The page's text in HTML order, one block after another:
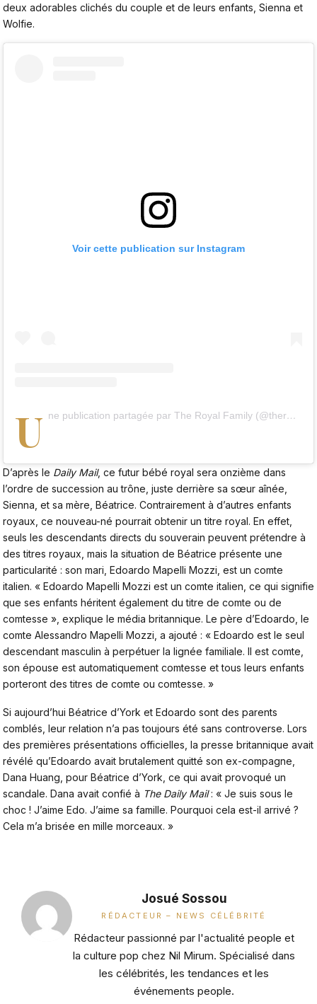
deux adorables clichés du couple et de leurs enfants, Sienna et
Wolfie.
Voir cette publication sur Instagram
U ne publication partagée par The Royal Family (@theroyalfamily)
D’après le Daily Mail, ce futur bébé royal sera onzième dans
l’ordre de succession au trône, juste derrière sa sœur aînée,
Sienna, et sa mère, Béatrice. Contrairement à d’autres enfants
royaux, ce nouveau-né pourrait obtenir un titre royal. En effet,
seuls les descendants directs du souverain peuvent prétendre à
des titres royaux, mais la situation de Béatrice présente une
particularité : son mari, Edoardo Mapelli Mozzi, est un comte
italien. « Edoardo Mapelli Mozzi est un comte italien, ce qui signifie
que ses enfants héritent également du titre de comte ou de
comtesse », explique le média britannique. Le père d’Edoardo, le
comte Alessandro Mapelli Mozzi, a ajouté : « Edoardo est le seul
descendant masculin à perpétuer la lignée familiale. Il est comte,
son épouse est automatiquement comtesse et tous leurs enfants
porteront des titres de comte ou comtesse. »
Si aujourd’hui Béatrice d’York et Edoardo sont des parents
comblés, leur relation n’a pas toujours été sans controverse. Lors
des premières présentations officielles, la presse britannique avait
révélé qu’Edoardo avait brutalement quitté son ex-compagne,
Dana Huang, pour Béatrice d’York, ce qui avait provoqué un
scandale. Dana avait confié à The Daily Mail: « Je suis sous le
choc ! J’aime Edo. J’aime sa famille. Pourquoi cela est-il arrivé ?
Cela m’a brisée en mille morceaux. »
Josué Sossou
RÉDACTEUR – NEWS CÉLÉBRITÉ
Rédacteur passionné par l'actualité people et
la culture pop chez Nil Mirum. Spécialisé dans
les célébrités, les tendances et les
événements people.